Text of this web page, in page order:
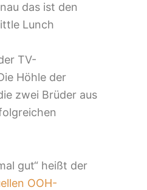
das ist den
Lunch
TV-
Höhle der
zwei Brüder aus
gut“ heißt der
OOH-